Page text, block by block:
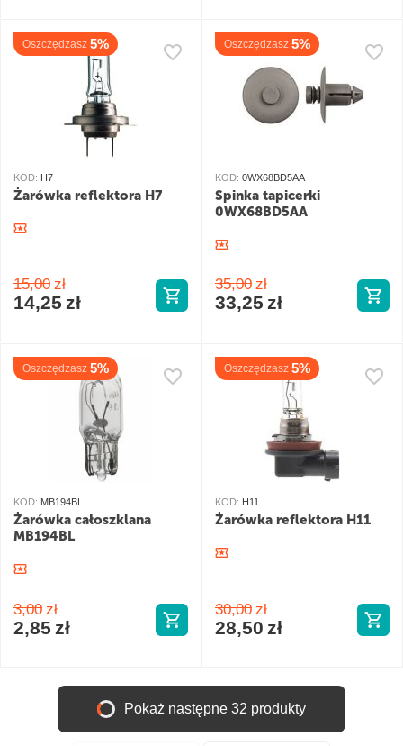
Oszczędzasz 5%
KOD: H7
Żarówka reflektora H7
15,00 zł
14,25 zł
Oszczędzasz 5%
KOD: 0WX68BD5AA
Spinka tapicerki
0WX68BD5AA
35,00 zł
33,25 zł
Oszczędzasz 5%
KOD: MB194BL
Żarówka całoszklana
MB194BL
3,00 zł
2,85 zł
Oszczędzasz 5%
KOD: H11
Żarówka reflektora H11
30,00 zł
28,50 zł
Pokaż następne 32 produkty